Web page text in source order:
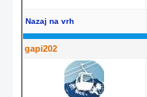
Nazaj na vrh
gapi202